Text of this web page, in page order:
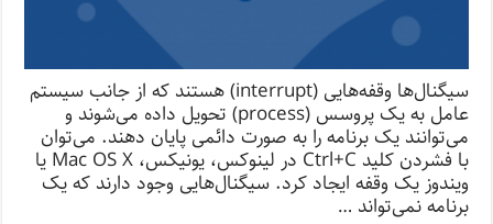
سیگنال‌ها وقفه‌هایی (interrupt) هستند که از جانب سیستم
عامل به یک پروسس (process) تحویل داده می‌شوند و
می‌توانند یک برنامه را به صورت دائمی‌ پایان دهند. می‌توان
با فشردن کلید Ctrl+C در لینوکس، یونیکس، Mac OS X یا
ویندوز یک وقفه ایجاد کرد. سیگنال‌هایی وجود دارند که یک
برنامه نمی‌تواند …